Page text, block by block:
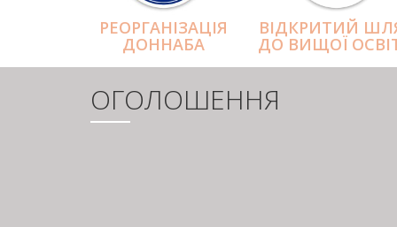
РЕОРГАНІЗАЦІЯ
ДОННАБА
ВІДКРИТИЙ
ДО ВИЩОЇ
ОГОЛОШЕННЯ